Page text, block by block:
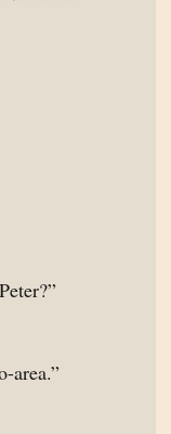
area.”